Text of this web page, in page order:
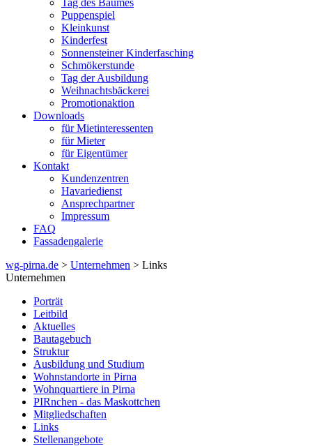
Puppenspiel
Kleinkunst
Kinderfest
Sonnensteiner Kinderfasching
Schmökerstunde
Tag der Ausbildung
Weihnachtsbäckerei
Promotionaktion
Downloads
für Mietinteressenten
für Mieter
für Eigentümer
Kontakt
Kundenzentren
Havariedienst
Ansprechpartner
Impressum
FAQ
Fassadengalerie
wg-pirna.de > Unternehmen > Links
Unternehmen
Porträt
Leitbild
Aktuelles
Bautagebuch
Struktur
Ausbildung und Studium
Wohnstandorte in Pirna
Wohnquartiere in Pirna
PIRnchen - das Maskottchen
Mitgliedschaften
Links
Stellenangebote